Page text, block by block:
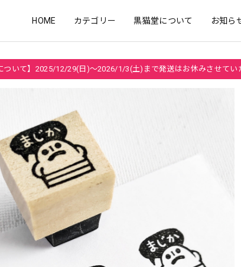
HOME カテゴリー 黒猫堂について お知ら
ついて】2025/12/29(日)～2026/1/3(土)まで発送はお休みさせてい